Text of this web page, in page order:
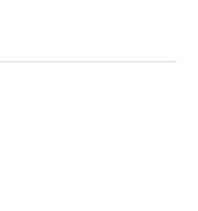
を身に付ける
け